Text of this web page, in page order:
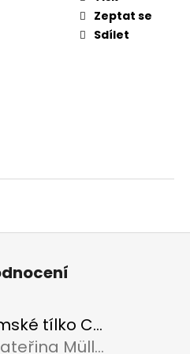
Zeptat se
Sdílet
Dámské tílko CollieryMade
Kateřina Müllerová